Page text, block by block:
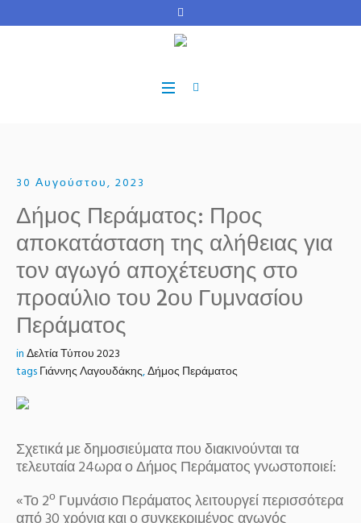
30 Αυγούστου, 2023
Δήμος Περάματος: Προς
αποκατάσταση της αλήθειας για
τον αγωγό αποχέτευσης στο
προαύλιο του 2ου Γυμνασίου
Περάματος
inΔελτία Τύπου 2023
tagsΓιάννης Λαγουδάκης,Δήμος Περάματος
Σχετικά με δημοσιεύματα που διακινούνται τα
τελευταία 24ωρα ο Δήμος Περάματος γνωστοποιεί:
«Το 2ο Γυμνάσιο Περάματος λειτουργεί περισσότερα